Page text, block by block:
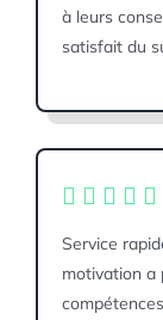
à leurs
satisfait du
Service
motivation a